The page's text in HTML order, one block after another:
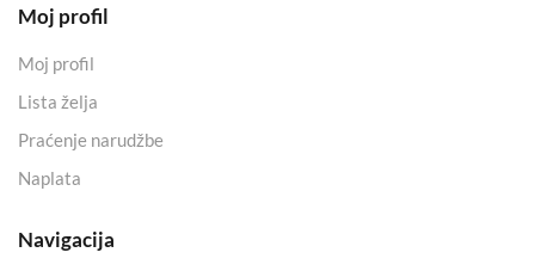
Moj profil
Moj profil
Lista želja
Praćenje narudžbe
Naplata
Navigacija